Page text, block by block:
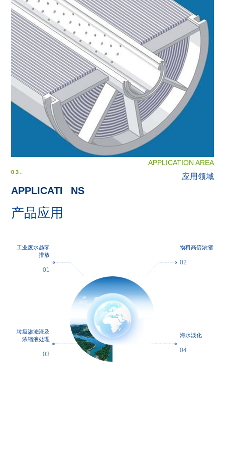
03.
APPLICATI NS
产品应用
APPLICATION AREA
应用领域
工业废水趋零
排放
01
物料高倍浓缩
02
垃圾渗滤液及
浓缩液处理
03
海水淡化
04